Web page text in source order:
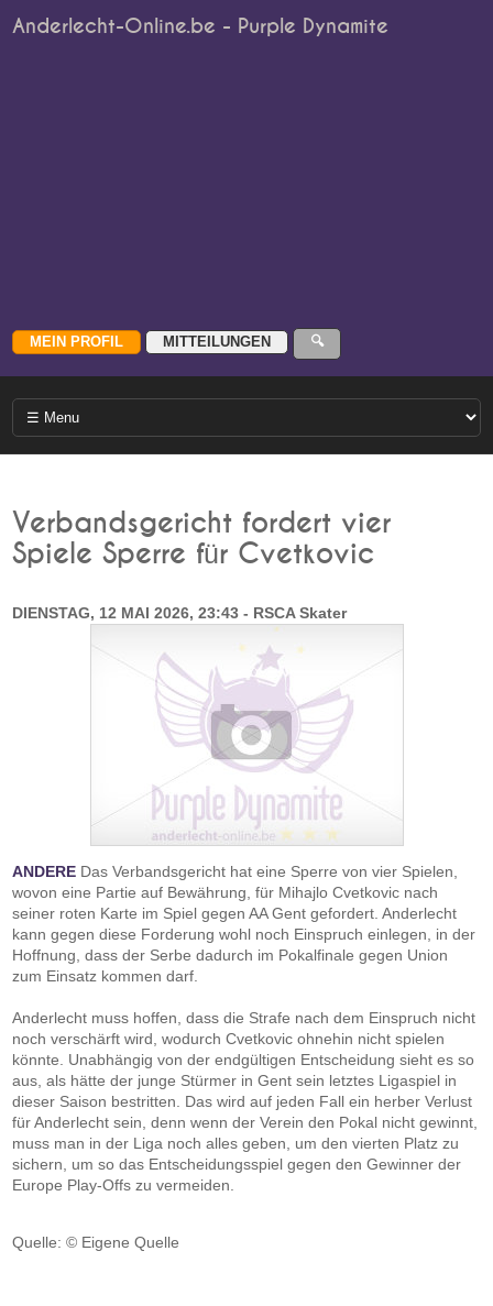
Anderlecht-Online.be - Purple Dynamite
Verbandsgericht fordert vier
Spiele Sperre für Cvetkovic
DIENSTAG, 12 MAI 2026, 23:43 - RSCA Skater
ANDERE Das Verbandsgericht hat eine Sperre von vier Spielen,
wovon eine Partie auf Bewährung, für Mihajlo Cvetkovic nach
seiner roten Karte im Spiel gegen AA Gent gefordert. Anderlecht
kann gegen diese Forderung wohl noch Einspruch einlegen, in der
Hoffnung, dass der Serbe dadurch im Pokalfinale gegen Union
zum Einsatz kommen darf.
Anderlecht muss hoffen, dass die Strafe nach dem Einspruch nicht
noch verschärft wird, wodurch Cvetkovic ohnehin nicht spielen
könnte. Unabhängig von der endgültigen Entscheidung sieht es so
aus, als hätte der junge Stürmer in Gent sein letztes Ligaspiel in
dieser Saison bestritten. Das wird auf jeden Fall ein herber Verlust
für Anderlecht sein, denn wenn der Verein den Pokal nicht gewinnt,
muss man in der Liga noch alles geben, um den vierten Platz zu
sichern, um so das Entscheidungsspiel gegen den Gewinner der
Europe Play-Offs zu vermeiden.
Quelle: © Eigene Quelle